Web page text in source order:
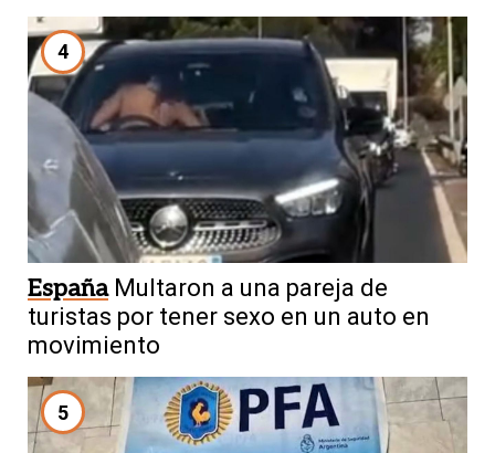
4
España Multaron a una pareja de
turistas por tener sexo en un auto en
movimiento
5